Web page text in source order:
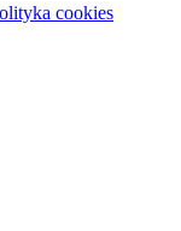
cookies